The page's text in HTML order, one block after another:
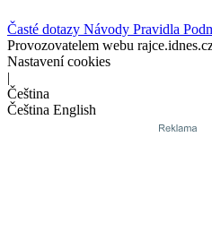
Časté dotazy Návody Pravidla
Provozovatelem webu
Nastavení cookies
|
Čeština
Čeština English